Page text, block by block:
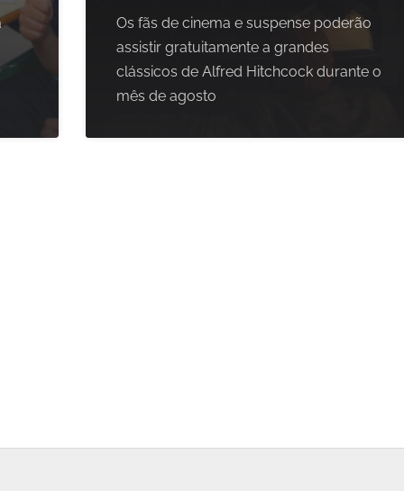
Os fãs de cinema e suspense poderão
assistir gratuitamente a grandes
clássicos de Alfred Hitchcock durante o
mês de agosto